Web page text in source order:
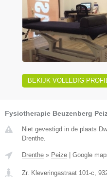
BEKIJK VOLLEDIG
Fysiotherapie Beuzenberg
Niet gevestigd in de plaats
Drenthe.
Drenthe » Peize Google
Zr. Kleveringastraat 101-c